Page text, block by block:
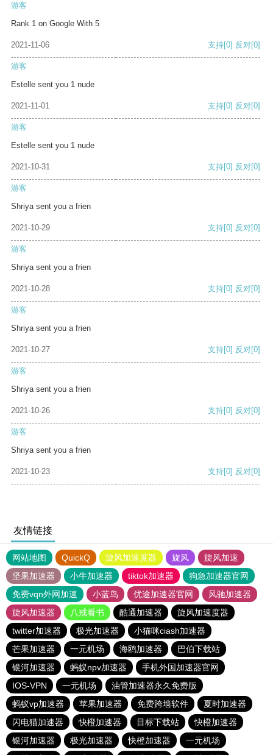
游客
Rank 1 on Google With 5
2021-11-06 支持[0] 反对[0]
游客
Estelle sent you 1 nude
2021-11-01 支持[0] 反对[0]
游客
Estelle sent you 1 nude
2021-10-31 支持[0] 反对[0]
游客
Shriya sent you a frien
2021-10-29 支持[0] 反对[0]
游客
Shriya sent you a frien
2021-10-28 支持[0] 反对[0]
游客
Shriya sent you a frien
2021-10-27 支持[0] 反对[0]
游客
Shriya sent you a frien
2021-10-26 支持[0] 反对[0]
游客
Shriya sent you a frien
2021-10-23 支持[0] 反对[0]
友情链接
网站地图 QuickQ 旋风加速度器 旋风
旋风加速
坚果加速器
小牛加速器 tiktok加速器
狗急加速器官网
免费vqn外网加速
小蓝鸟 优途加速器官网
风驰加速器
旋风加速器
八戒看书 酷通加速器
旋风加速度器
twitter加速器
极光加速器
小猫咪ciash加速器
芒果加速器
一元机场 海鸥加速器
巴伯下载站
银河加速器
蚂蚁npv加速器
手机外国加速器官网
IOS-VPN
一元机场
油管加速器永久免费版
蚂蚁vp加速器
苹果加速器 免费跨墙软件
夏时加速器
闪电猫加速器
快橙加速器 目标下载站
快橙加速器
银河加速器
极光加速器 快橙加速器
一元机场